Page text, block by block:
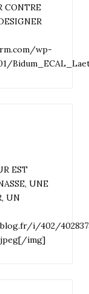
CONTRE
wp-
EST
UNE
UN
i/402/
img]